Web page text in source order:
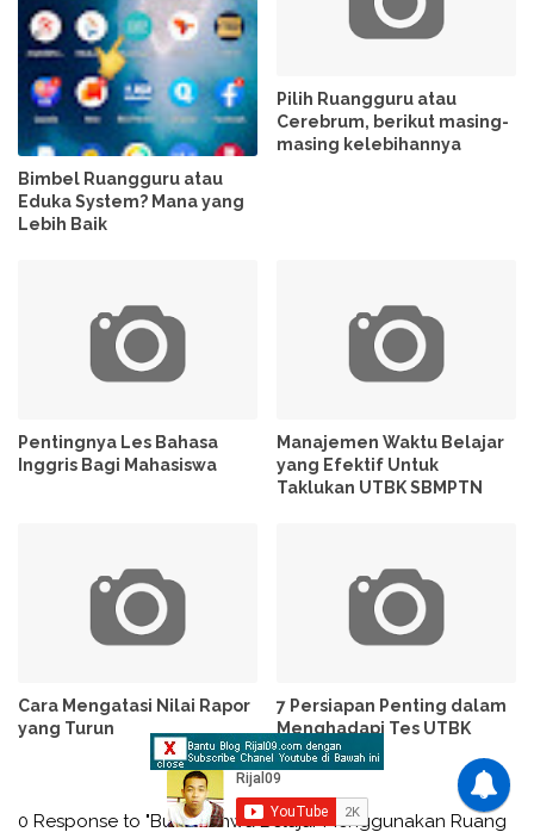
Bimbel Ruangguru atau
Eduka System? Mana yang
Lebih Baik
Pilih Ruangguru atau
Cerebrum, berikut masing-
masing kelebihannya
Pentingnya Les Bahasa
Inggris Bagi Mahasiswa
Manajemen Waktu Belajar
yang Efektif Untuk
Taklukan UTBK SBMPTN
Cara Mengatasi Nilai Rapor
yang Turun
7 Persiapan Penting dalam
Menghadapi Tes UTBK
SBMPTN
0 Response to "Bukti Bahwa Belajar Menggunakan Ruang